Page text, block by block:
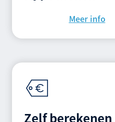
Meer info
Zelf berekenen